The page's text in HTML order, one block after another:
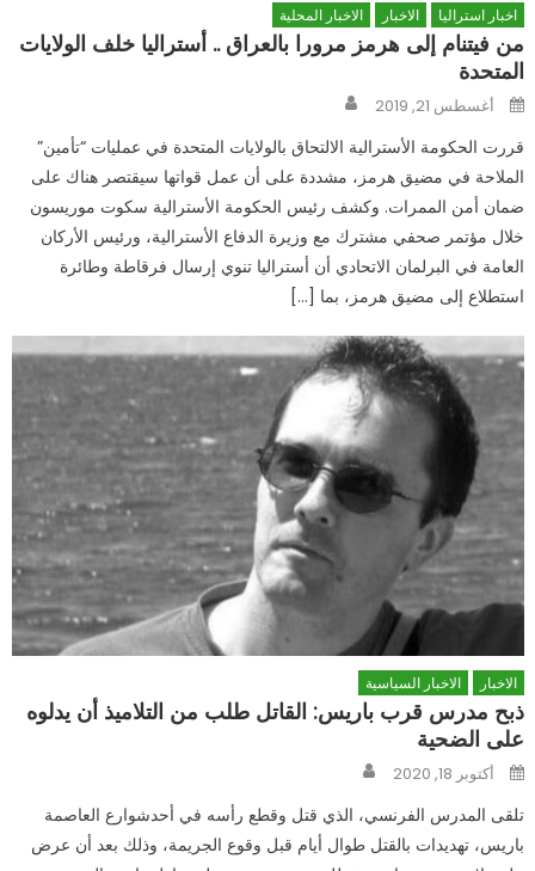
اخبار استراليا الاخبار الاخبار المحلية
من فيتنام إلى هرمز مرورا بالعراق .. أستراليا خلف الولايات
المتحدة
Posted
onأغسطس 21, 2019
قررت الحكومة الأسترالية الالتحاق بالولايات المتحدة في عمليات “تأمين”
الملاحة في مضيق هرمز، مشددة على أن عمل قواتها سيقتصر هناك على
ضمان أمن الممرات. وكشف رئيس الحكومة الأسترالية سكوت موريسون
خلال مؤتمر صحفي مشترك مع وزيرة الدفاع الأسترالية، ورئيس الأركان
العامة في البرلمان الاتحادي أن أستراليا تنوي إرسال فرقاطة وطائرة
استطلاع إلى مضيق هرمز، بما […]
الاخبار الاخبار السياسية
ذبح مدرس قرب باريس: القاتل طلب من التلاميذ أن يدلوه
على الضحية
Posted
onأكتوبر 18, 2020
تلقى المدرس الفرنسي، الذي قتل وقطع رأسه في أحدشوارع العاصمة
باريس، تهديدات بالقتل طوال أيام قبل وقوع الجريمة، وذلك بعد أن عرض